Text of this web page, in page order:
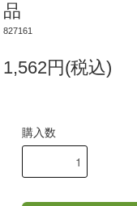
品
827161
1,562円(税込)
購入数